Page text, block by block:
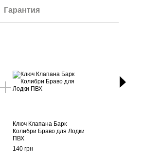
Гарантия
Ключ Клапана Барк
Колибри Браво для Лодки
ПВХ
140 грн